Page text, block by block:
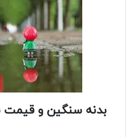
بدنه سنگین و قیمت